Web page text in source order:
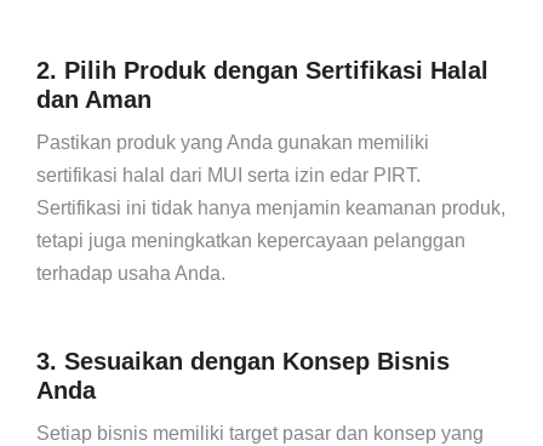
2. Pilih Produk dengan Sertifikasi Halal
dan Aman
Pastikan produk yang Anda gunakan memiliki
sertifikasi halal dari MUI serta izin edar PIRT.
Sertifikasi ini tidak hanya menjamin keamanan produk,
tetapi juga meningkatkan kepercayaan pelanggan
terhadap usaha Anda.
3. Sesuaikan dengan Konsep Bisnis
Anda
Setiap bisnis memiliki target pasar dan konsep yang